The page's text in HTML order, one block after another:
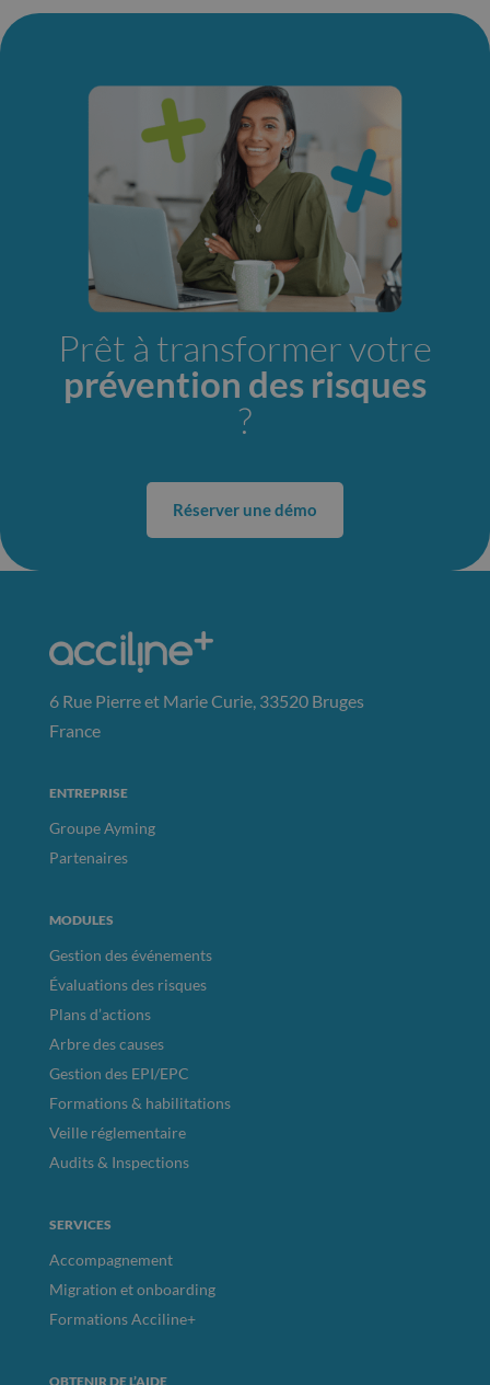
Prêt à transformer votre
prévention des risques
?
Réserver une démo
6 Rue Pierre et Marie Curie, 33520 Bruges
France
ENTREPRISE
Groupe Ayming
Partenaires
MODULES
Gestion des événements
Évaluations des risques
Plans d’actions
Arbre des causes
Gestion des EPI/EPC
Formations & habilitations
Veille réglementaire
Audits & Inspections
SERVICES
Accompagnement
Migration et onboarding
Formations Acciline+
OBTENIR DE L’AIDE